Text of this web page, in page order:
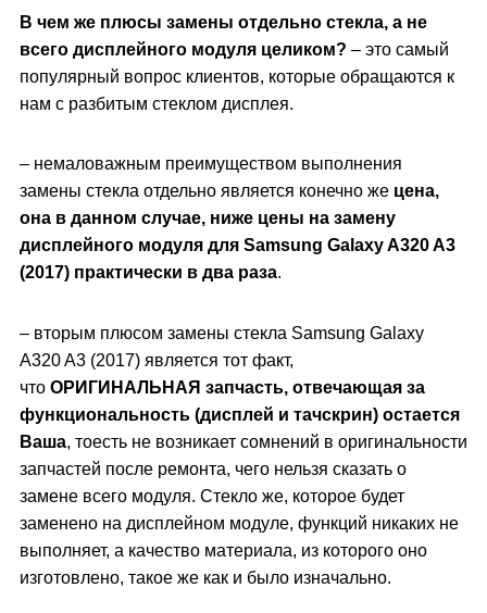
В чем же плюсы замены отдельно стекла, а не
всего дисплейного модуля целиком? – это самый
популярный вопрос клиентов, которые обращаются к
нам с разбитым стеклом дисплея.
– немаловажным преимуществом выполнения
замены стекла отдельно является конечно же цена,
она в данном случае, ниже цены на замену
дисплейного модуля для Samsung Galaxy A320 A3
(2017)практически в два раза.
– вторым плюсом замены стекла Samsung Galaxy
A320 A3 (2017) является тот факт,
что ОРИГИНАЛЬНАЯ запчасть, отвечающая за
функциональность (дисплей и тачскрин) остается
Ваша, тоесть не возникает сомнений в оригинальности
запчастей после ремонта, чего нельзя сказать о
замене всего модуля. Стекло же, которое будет
заменено на дисплейном модуле, функций никаких не
выполняет, а качество материала, из которого оно
изготовлено, такое же как и было изначально.